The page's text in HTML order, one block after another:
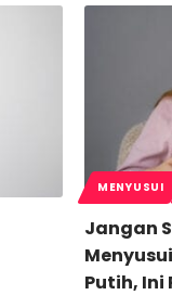
MENYUSUI
Jangan
Putih, Ini